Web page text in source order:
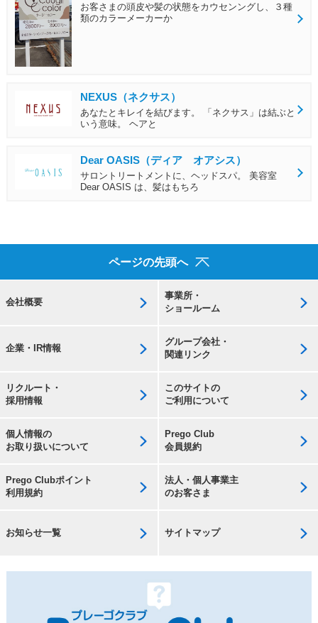
お客さまの頭皮や髪の状態をカウセンングし、３種
類のカラーメーカーか
NEXUS（ネクサス）
あなたとキレイを結びます。 「ネクサス」は結ぶと
いう意味。 ヘアと
Dear OASIS（ディア オアシス）
サロントリートメントに、ヘッドスパ。 美容室
Dear OASIS は、髪はもちろ
ページの先頭へ
会社概要
事業所・
ショールーム
企業・IR情報
グループ会社・
関連リンク
リクルート・
採用情報
このサイトの
ご利用について
個人情報の
お取り扱いについて
Prego Club
会員規約
Prego Clubポイント
利用規約
法人・個人事業主
のお客さま
お知らせ一覧 サイトマップ